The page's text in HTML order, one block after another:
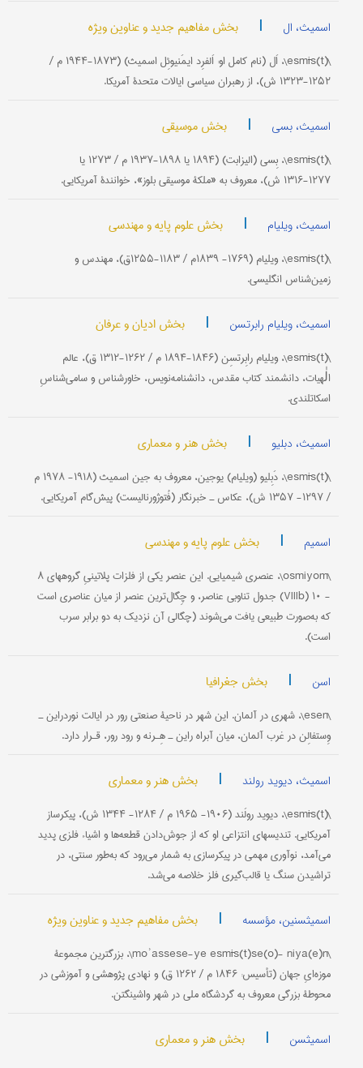
اسمیث، ال | بخش مفاهیم جدید و عناوین ویژه
\(esmīs(t\، اَل (نام کامل او: اَلفرِد ایمَنیوئِل اسمیث) (۱۸۷۳-۱۹۴۴ م /
۱۲۵۲-۱۳۲۳ ش)، از رهبران سیاسی ایالات متحدۀ آمریکا.
اسمیث، بسی | بخش موسیقی
\(esmīs(t\، بِسی (الیزابت) (۱۸۹۴ یا ۱۸۹۸-۱۹۳۷ م / ۱۲۷۳ یا
۱۲۷۷-۱۳۱۶ ش)، معروف به «ملکۀ موسیقی بلوز»، خوانندۀ آمریکایی.
اسمیث، ویلیام | بخش علوم پایه و مهندسی
\(esmīs(t\، ویلیام (۱۷۶۹- ۱۸۳۹م / ۱۱۸۳-۱۲۵۵ق)، مهندس و
زمین‌شناس انگلیسی.
اسمیث، ویلیام رابرتسن | بخش ادیان و عرفان
\(esmīs(t\، ویلیام رابِرتسِن (۱۸۴۶-۱۸۹۴ م / ۱۲۶۲-۱۳۱۲ ق)، عالم
الٰهیات، دانشمند کتاب مقدس، دانشنامه‌نویس، خاورشناس و سامی‌شناسِ
اسکاتلندی.
اسمیث، دبلیو | بخش هنر و معماری
\(esmīs(t\، دَبِلیو (ویلیام) یوجین، معروف به جین اسمیث (۱۹۱۸- ۱۹۷۸ م
/ ۱۲۹۷- ۱۳۵۷ ش)، عکاس‌ ـ خبرنگار (فُتوژورنالیست) پیش‌گام آمریکایی.
اسمیم | بخش علوم پایه و مهندسی
\osmiyom\، عنصری شیمیایی. این عنصر یکی از فلزات پلاتینیِ گروههای ۸
- ۱۰ (VIIIb) جدول تناوبی عناصر، و چِگال‌ترین عنصر از میان عناصری است
که به‌صورت طبیعی یافت می‌شوند (چگالی آن نزدیک به دو برابر سرب
است).
اسن | بخش جغرافیا
\esen\، شهری در آلمان. این شهر در ناحیۀ صنعتی رور در ایالت نوردراین ـ
وِستفالِن در غرب آلمان، میان آبراه راین ـ هِـرنه و رود رور، قـرار دارد.
اسمیث، دیوید رولند | بخش هنر و معماری
\(esmīs(t\، دیوید رولَند (۱۹۰۶- ۱۹۶۵ م / ۱۲۸۴- ۱۳۴۴ ش)، پیکرساز
آمریکایی. تندیسهای انتزاعی او که از جوش‌دادن قطعه‌ها و اشیاء فلزی پدید
می‌آمد، نوآوری مهمی در پیکرسازی به شمار می‌رود که به‌طور سنتی، در
تراشیدن سنگ یا قالب‌گیری فلز خلاصه می‌شد.
اسمیثسنین، مؤسسه | بخش مفاهیم جدید و عناوین ویژه
\moʾassese-ye esmīs(t)se(o)- niya(e)n\، بزرگ‎ترین مجموعۀ
موزه‌ایِ جهان (تأسیس: ۱۸۴۶ م / ۱۲۶۲ ق) و نهادی پژوهشی و آموزشی در
محوطۀ بزرگی معروف به گردشگاه ملی در شهر واشینگتن.
اسمیثسن | بخش هنر و معماری